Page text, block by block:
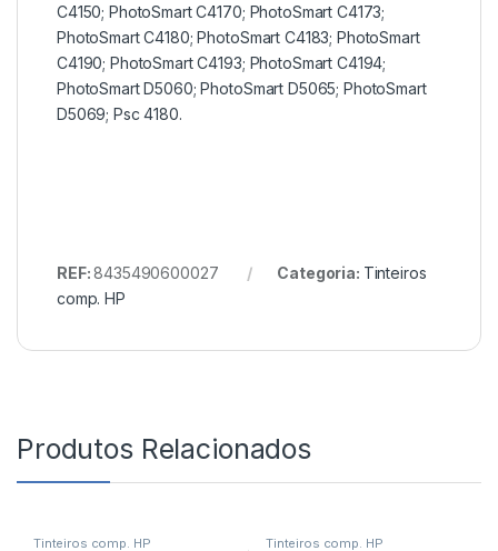
C4150; PhotoSmart C4170; PhotoSmart C4173;
PhotoSmart C4180; PhotoSmart C4183; PhotoSmart
C4190; PhotoSmart C4193; PhotoSmart C4194;
PhotoSmart D5060; PhotoSmart D5065; PhotoSmart
D5069; Psc 4180.
REF:8435490600027 Categoria: Tinteiros
comp. HP
Produtos Relacionados
Tinteiros comp. HP Tinteiros comp. HP